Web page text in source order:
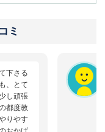
ミ
下さる
、とて
し頑張
都度教
りやす